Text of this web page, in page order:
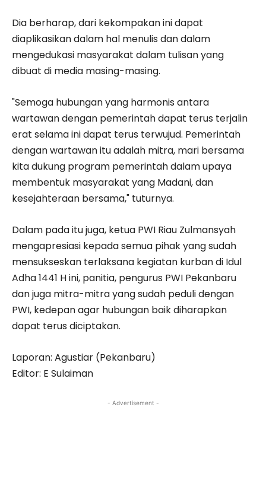
Dia berharap, dari kekompakan ini dapat
diaplikasikan dalam hal menulis dan dalam
mengedukasi masyarakat dalam tulisan yang
dibuat di media masing-masing.
"Semoga hubungan yang harmonis antara
wartawan dengan pemerintah dapat terus terjalin
erat selama ini dapat terus terwujud. Pemerintah
dengan wartawan itu adalah mitra, mari bersama
kita dukung program pemerintah dalam upaya
membentuk masyarakat yang Madani, dan
kesejahteraan bersama," tuturnya.
Dalam pada itu juga, ketua PWI Riau Zulmansyah
mengapresiasi kepada semua pihak yang sudah
mensukseskan terlaksana kegiatan kurban di Idul
Adha 1441 H ini, panitia, pengurus PWI Pekanbaru
dan juga mitra-mitra yang sudah peduli dengan
PWI, kedepan agar hubungan baik diharapkan
dapat terus diciptakan.
Laporan: Agustiar (Pekanbaru)
Editor: E Sulaiman
- Advertisement -